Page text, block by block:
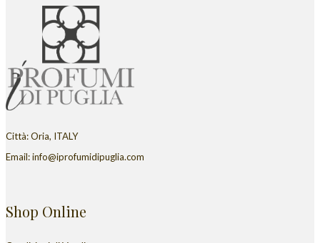
Città: Oria, ITALY
Email: info@iprofumidipuglia.com
Shop Online